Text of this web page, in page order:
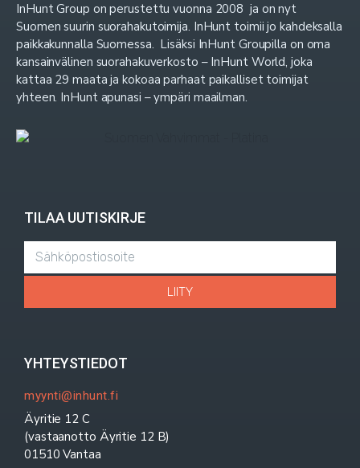
InHunt Group on perustettu vuonna 2008 ja on nyt
Suomen suurin suorahakutoimija. InHunt toimii jo kahdeksalla
paikkakunnalla Suomessa. Lisäksi InHunt Groupilla on oma
kansainvälinen suorahakuverkosto – InHunt World, joka
kattaa 29 maata ja kokoaa parhaat paikalliset toimijat
yhteen. InHunt apunasi – ympäri maailman.
TILAA UUTISKIRJE
LIITY
YHTEYSTIEDOT
myynti@inhunt.fi
Äyritie 12 C
(vastaanotto Äyritie 12 B)
01510 Vantaa